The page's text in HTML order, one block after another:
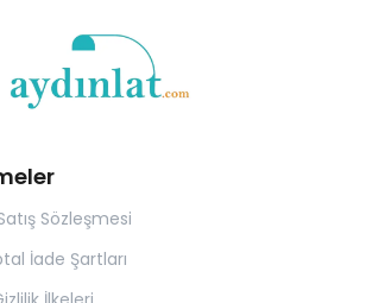
Sözleşmesi
İade Şartları